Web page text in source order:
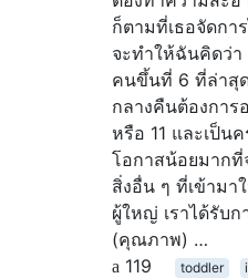
ก็ตามที่เธอจัดกา
จะทำให้ฉันคิดว่า
คนขึ้นที่ 6 ที่ล่าสุ
กลางคืนต้องการ
หรือ 11 และเป็น
โอกาสน้อยมาก
สิ่งอื่น ๆ ที่เข้าม
ผู้ใหญ่ เราได้รับ
(คุณภาพ) …
119
toddler